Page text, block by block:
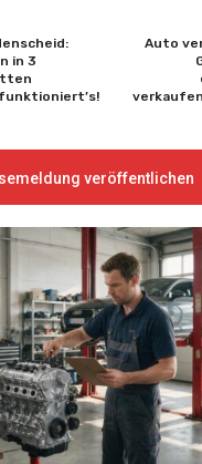
in 3
Auto
veröffentlichen